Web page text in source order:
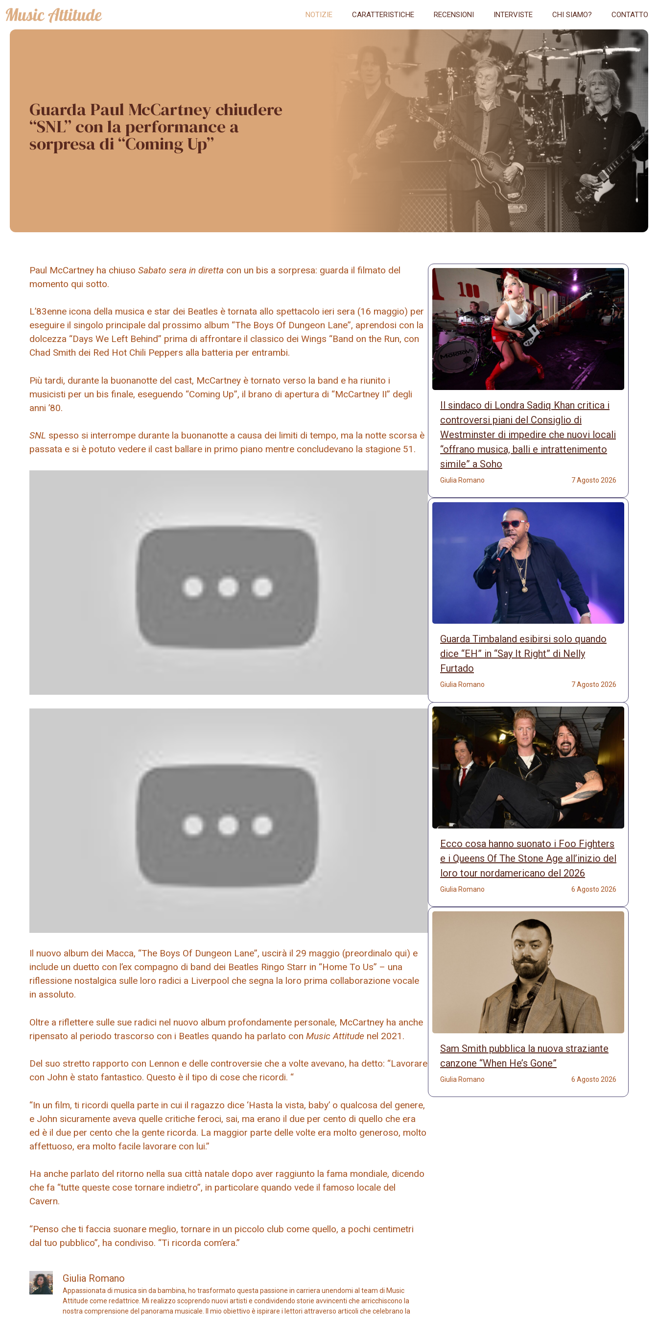
Vai
al
contenuto
NOTIZIE CARATTERISTICHE RECENSIONI INTERVISTE CHI SIAMO? CONTATTO
Guarda Paul McCartney chiudere
“SNL” con la performance a
sorpresa di “Coming Up”
Paul McCartney ha chiuso Sabato sera in diretta con un bis a sorpresa: guarda il filmato del
momento qui sotto.
L’83enne icona della musica e star dei Beatles è tornata allo spettacolo ieri sera (16 maggio) per
eseguire il singolo principale dal prossimo album “The Boys Of Dungeon Lane”, aprendosi con la
dolcezza “Days We Left Behind” prima di affrontare il classico dei Wings “Band on the Run, con
Chad Smith dei Red Hot Chili Peppers alla batteria per entrambi.
Più tardi, durante la buonanotte del cast, McCartney è tornato verso la band e ha riunito i
musicisti per un bis finale, eseguendo “Coming Up”, il brano di apertura di “McCartney II” degli
anni ’80.
SNL spesso si interrompe durante la buonanotte a causa dei limiti di tempo, ma la notte scorsa è
passata e si è potuto vedere il cast ballare in primo piano mentre concludevano la stagione 51.
Il nuovo album dei Macca, “The Boys Of Dungeon Lane”, uscirà il 29 maggio (preordinalo qui) e
include un duetto con l’ex compagno di band dei Beatles Ringo Starr in “Home To Us” – una
riflessione nostalgica sulle loro radici a Liverpool che segna la loro prima collaborazione vocale
in assoluto.
Oltre a riflettere sulle sue radici nel nuovo album profondamente personale, McCartney ha anche
ripensato al periodo trascorso con i Beatles quando ha parlato con Music Attitude nel 2021.
Del suo stretto rapporto con Lennon e delle controversie che a volte avevano, ha detto: “Lavorare
con John è stato fantastico. Questo è il tipo di cose che ricordi. “
“In un film, ti ricordi quella parte in cui il ragazzo dice ‘Hasta la vista, baby’ o qualcosa del genere,
e John sicuramente aveva quelle critiche feroci, sai, ma erano il due per cento di quello che era
ed è il due per cento che la gente ricorda. La maggior parte delle volte era molto generoso, molto
affettuoso, era molto facile lavorare con lui.”
Ha anche parlato del ritorno nella sua città natale dopo aver raggiunto la fama mondiale, dicendo
che fa “tutte queste cose tornare indietro”, in particolare quando vede il famoso locale del
Cavern.
“Penso che ti faccia suonare meglio, tornare in un piccolo club come quello, a pochi centimetri
dal tuo pubblico”, ha condiviso. “Ti ricorda com’era.”
Giulia Romano
Appassionata di musica sin da bambina, ho trasformato questa passione in carriera unendomi al team di Music
Attitude come redattrice. Mi realizzo scoprendo nuovi artisti e condividendo storie avvincenti che arricchiscono la
nostra comprensione del panorama musicale. Il mio obiettivo è ispirare i lettori attraverso articoli che celebrano la
Il sindaco di Londra Sadiq Khan critica i
controversi piani del Consiglio di
Westminster di impedire che nuovi locali
“offrano musica, balli e intrattenimento
simile” a Soho
Giulia Romano 7 Agosto 2026
Guarda Timbaland esibirsi solo quando
dice “EH” in “Say It Right” di Nelly
Furtado
Giulia Romano 7 Agosto 2026
Ecco cosa hanno suonato i Foo Fighters
e i Queens Of The Stone Age all’inizio del
loro tour nordamericano del 2026
Giulia Romano 6 Agosto 2026
Sam Smith pubblica la nuova straziante
canzone “When He’s Gone”
Giulia Romano 6 Agosto 2026